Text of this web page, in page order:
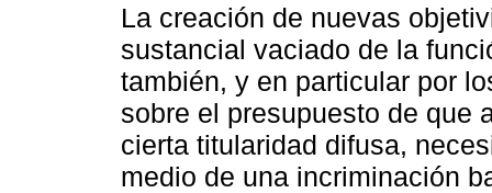
La creación de nuevas
sustancial vaciado de la
también, y en particular por
sobre el presupuesto de que
cierta titularidad difusa,
medio de una incriminación